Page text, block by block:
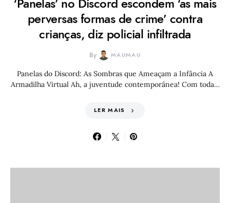
perversas formas de crime’ contra
crianças, diz policial infiltrada
By MAUMAU
Panelas do Discord: As Sombras que Ameaçam a Infância A
Armadilha Virtual Ah, a juventude contemporânea! Com toda…
LER MAIS